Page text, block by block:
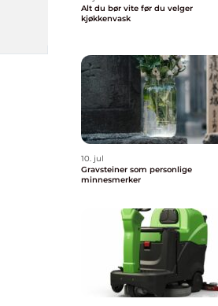
Alt du bør vite før du velger
kjøkkenvask
10. jul
Gravsteiner som personlige
minnesmerker